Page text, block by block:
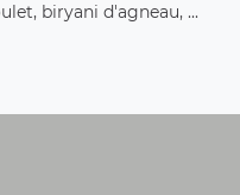
biryani d'agneau, ...